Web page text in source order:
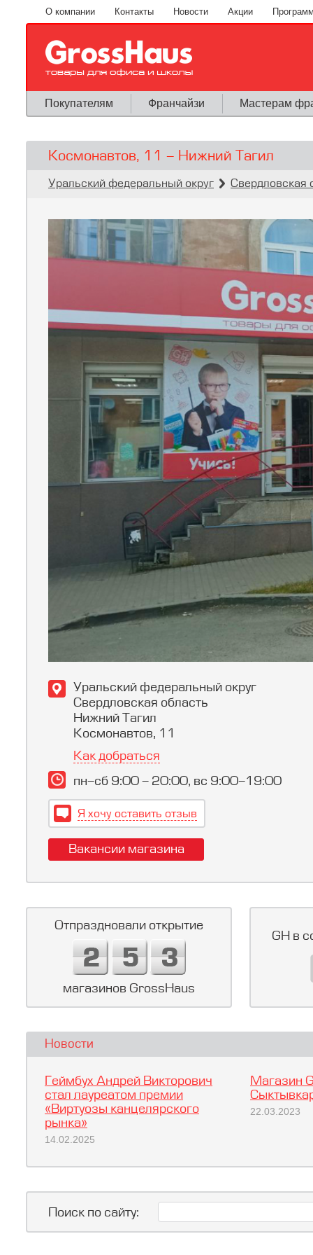
Перейти к основному содержанию
О компании Контакты Новости Акции
Покупателям Франчайзи Мастерам
Космонавтов, 11 - Нижний Тагил
Вы здесь
Уральский федеральный округ
» Свердловская
»
Уральский федеральный округ
Свердловская область
Нижний Тагил
Космонавтов, 11
Как добраться
пн-сб 9:00 - 20:00, вс 9:00-19:00
Я хочу оставить отзыв
Вакансии магазина
Отпраздновали открытие
магазинов GrossHaus
GH в
Новости
Геймбух Андрей Викторович
стал лауреатом премии
«Виртуозы канцелярского
рынка»
14.02.2025
Магазин
22.03.2023
Поиск по сайту: